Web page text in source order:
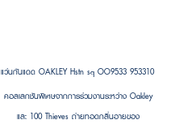
แว่นกันแดด OAKLEY Hstn sq OO9533 953310 Size
คอลเลกชันพิเศษจากการร่วมงานระหว่าง Oakley
และ 100 Thieves ถ่ายทอดกลิ่นอายของ